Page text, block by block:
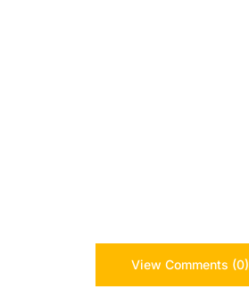
View Comments (0)